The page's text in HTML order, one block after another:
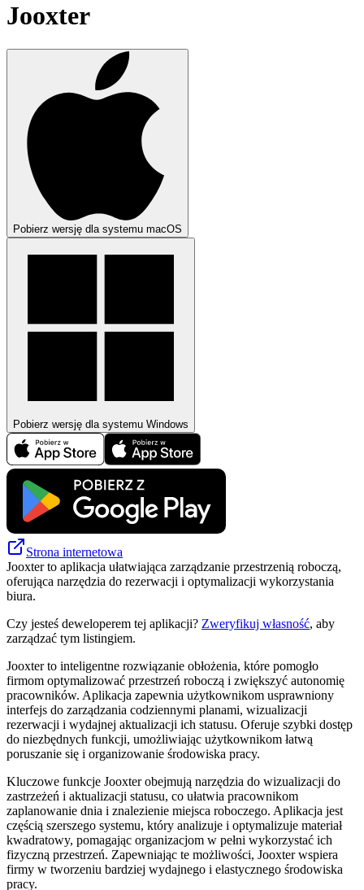
Jooxter
Pobierz wersję dla systemu macOS
Pobierz wersję dla systemu Windows
Strona internetowa
Jooxter to aplikacja ułatwiająca zarządzanie przestrzenią roboczą,
oferująca narzędzia do rezerwacji i optymalizacji wykorzystania
biura.
Czy jesteś deweloperem tej aplikacji? Zweryfikuj własność, aby
zarządzać tym listingiem.
Jooxter to inteligentne rozwiązanie obłożenia, które pomogło
firmom optymalizować przestrzeń roboczą i zwiększyć autonomię
pracowników. Aplikacja zapewnia użytkownikom usprawniony
interfejs do zarządzania codziennymi planami, wizualizacji
rezerwacji i wydajnej aktualizacji ich statusu. Oferuje szybki dostęp
do niezbędnych funkcji, umożliwiając użytkownikom łatwą
poruszanie się i organizowanie środowiska pracy.
Kluczowe funkcje Jooxter obejmują narzędzia do wizualizacji do
zastrzeżeń i aktualizacji statusu, co ułatwia pracownikom
zaplanowanie dnia i znalezienie miejsca roboczego. Aplikacja jest
częścią szerszego systemu, który analizuje i optymalizuje materiał
kwadratowy, pomagając organizacjom w pełni wykorzystać ich
fizyczną przestrzeń. Zapewniając te możliwości, Jooxter wspiera
firmy w tworzeniu bardziej wydajnego i elastycznego środowiska
pracy.